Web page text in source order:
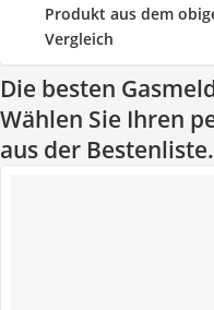
Produkt aus dem
Vergleich
Die besten
Wählen Sie Ihren
aus der Bestenliste.